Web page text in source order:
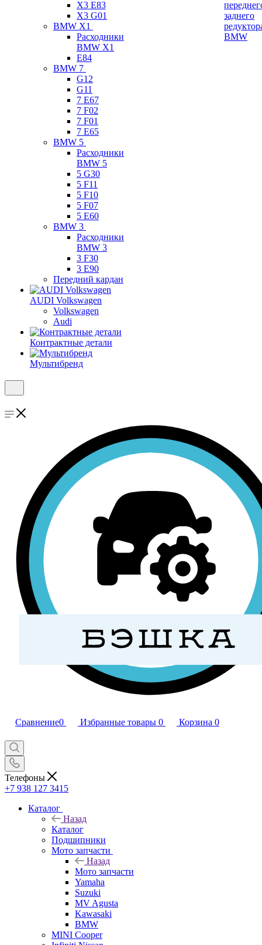
X3 E83
X3 G01
BMW X1
Расходники
BMW X1
E84
BMW 7
G12
G11
7 Е67
7 F02
7 F01
7 E65
BMW 5
Расходники
BMW 5
5 G30
5 F11
5 F10
5 F07
5 E60
BMW 3
Расходники
BMW 3
3 F30
3 E90
Передний кардан
AUDI Volkswagen
Volkswagen
Audi
Контрактные детали
Мультибренд
заднего
BMW
Сравнение0 Избранные товары 0 Корзина 0
Телефоны
+7 938 127 3415
Каталог
Назад
Каталог
Подшипники
Мото запчасти
Назад
Мото запчасти
Yamaha
Suzuki
MV Agusta
Kawasaki
BMW
MINI Cooper